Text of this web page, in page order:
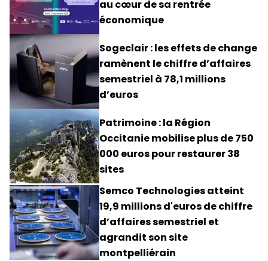
au cœur de sa rentrée
économique
Sogeclair : les effets de change
ramènent le chiffre d’affaires
semestriel à 78,1 millions
d’euros
Patrimoine : la Région
Occitanie mobilise plus de 750
000 euros pour restaurer 38
sites
Semco Technologies atteint
19,9 millions d'euros de chiffre
d’affaires semestriel et
agrandit son site
montpelliérain